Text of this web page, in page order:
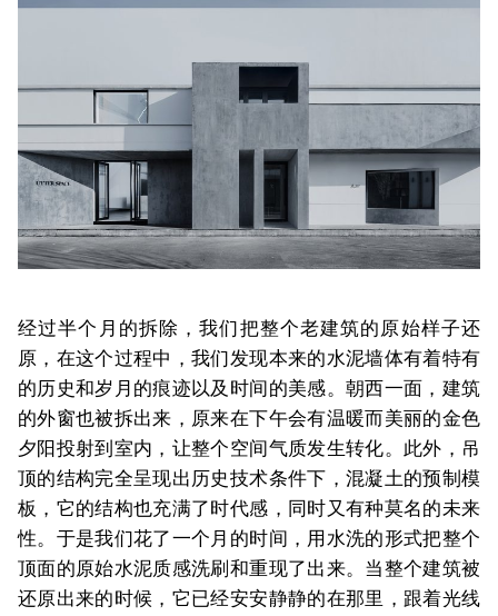
经过半个月的拆除，我们把整个老建筑的原始样子还
原，在这个过程中，我们发现本来的水泥墙体有着特有
的历史和岁月的痕迹以及时间的美感。朝西一面，建筑
的外窗也被拆出来，原来在下午会有温暖而美丽的金色
夕阳投射到室内，让整个空间气质发生转化。此外，吊
顶的结构完全呈现出历史技术条件下，混凝土的预制模
板，它的结构也充满了时代感，同时又有种莫名的未来
性。于是我们花了一个月的时间，用水洗的形式把整个
顶面的原始水泥质感洗刷和重现了出来。当整个建筑被
还原出来的时候，它已经安安静静的在那里，跟着光线